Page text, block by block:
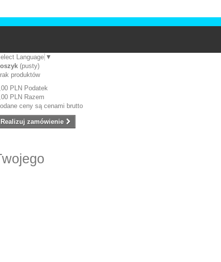
Language ▼
(pusty)
produktów
PLN Podatek
PLN Razem
ceny są cenami brutto
Realizuj zamówienie